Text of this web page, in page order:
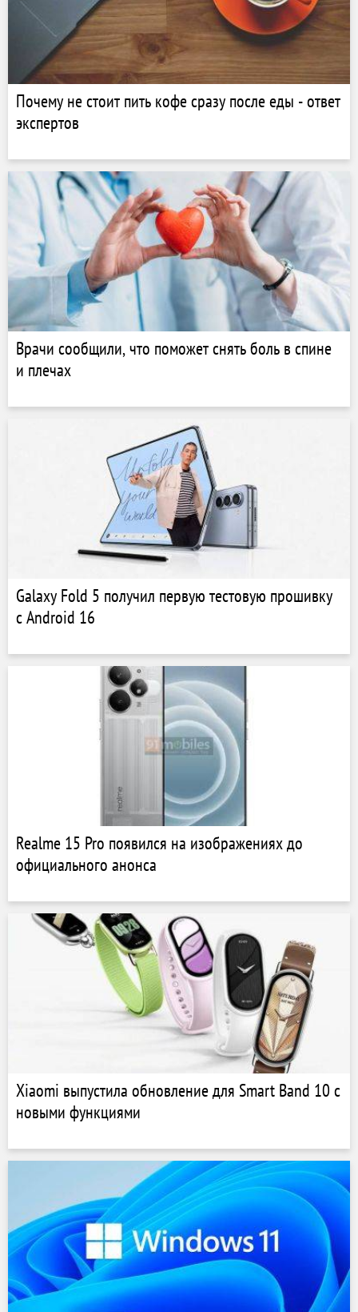
Почему не стоит пить кофе сразу после еды - ответ
экспертов
Врачи сообщили, что поможет снять боль в спине
и плечах
Galaxy Fold 5 получил первую тестовую прошивку
с Android 16
Realme 15 Pro появился на изображениях до
официального анонса
Xiaomi выпустила обновление для Smart Band 10 с
новыми функциями